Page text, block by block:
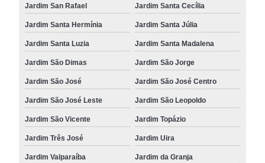
Jardim San Rafael Jardim Santa Cecília
Jardim Santa Hermínia Jardim Santa Júlia
Jardim Santa Luzia Jardim Santa Madalena
Jardim São Dimas Jardim São Jorge
Jardim São José Jardim São José Centro
Jardim São José Leste Jardim São Leopoldo
Jardim São Vicente Jardim Topázio
Jardim Três José Jardim Uira
Jardim Valparaíba Jardim da Granja